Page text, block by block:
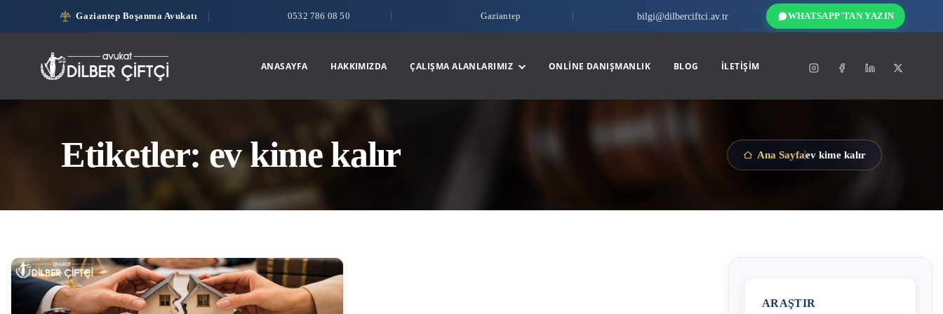
Gaziantep Boşanma Avukatı 0532 786 08 50 Gaziantep bilgi@dilberciftci.av.tr WHATSAPP'TAN YAZIN
ANASAYFA HAKKIMIZDA ÇALIŞMA ALANLARIMIZ ONLINE DANIŞMANLIK BLOG İLETIŞIM
Etiketler: ev kime kalır Ana Sayfaev kime kalır
ARAŞTIR